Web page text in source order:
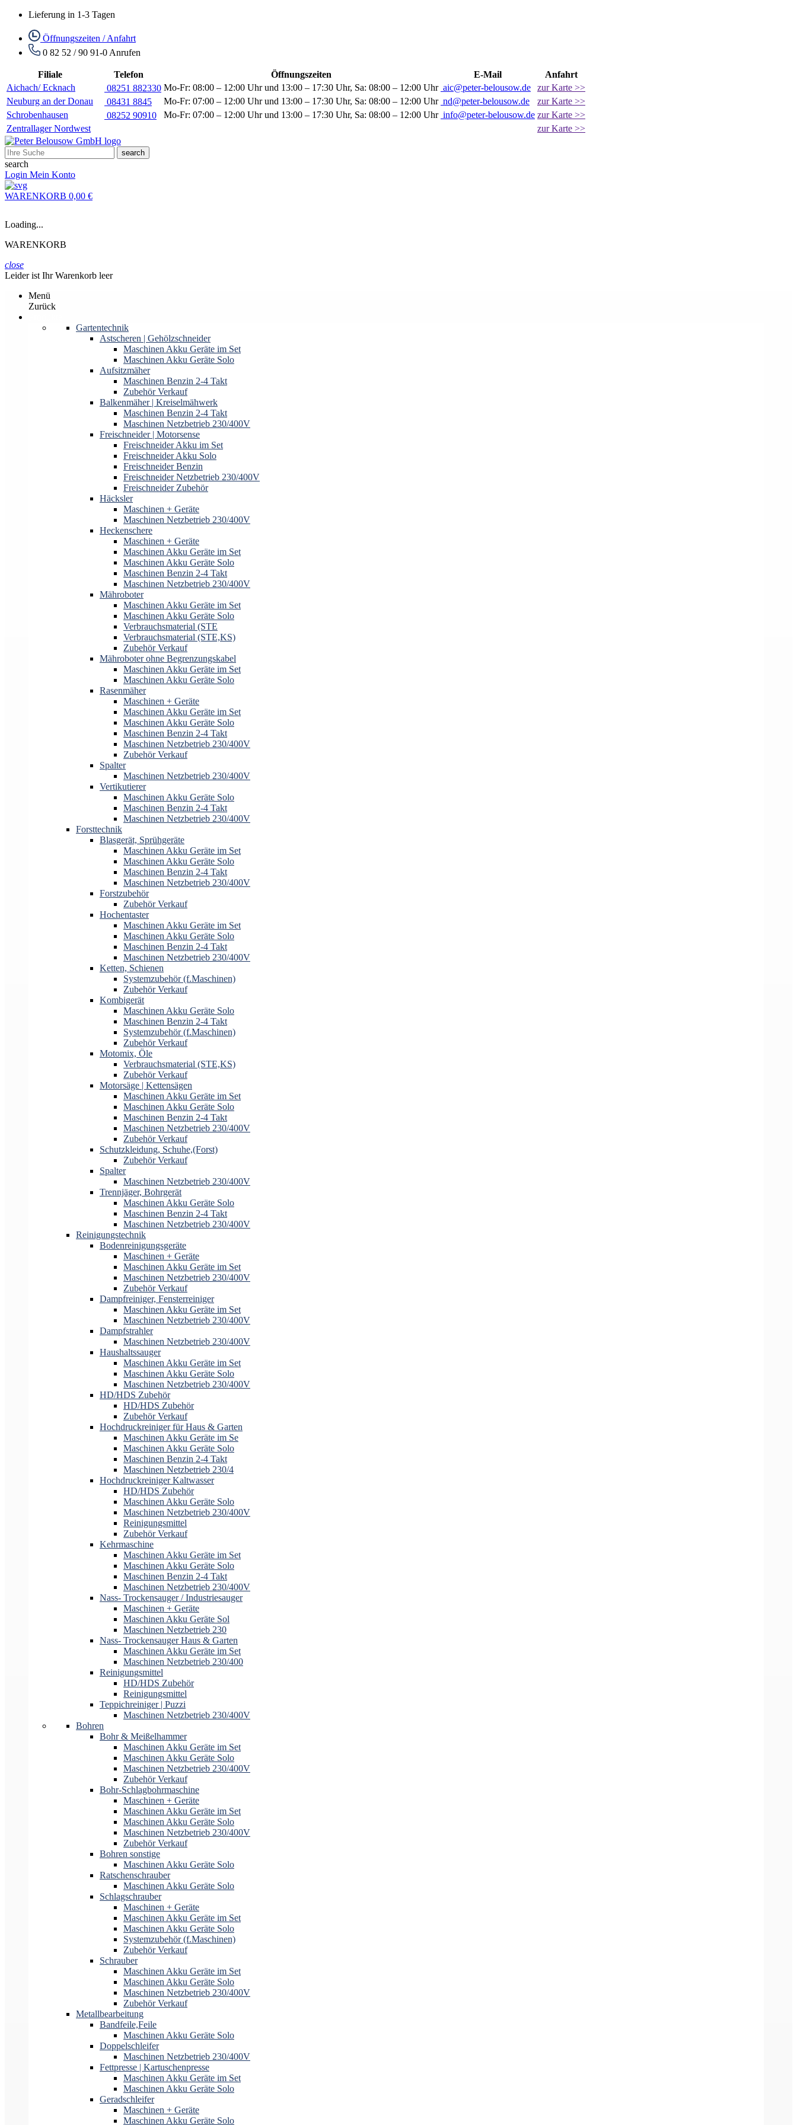
Lieferung in 1-3 Tagen
Öffnungszeiten / Anfahrt
0 82 52 / 90 91-0 Anrufen
Filiale Telefon Öffnungszeiten E-Mail
Anfahrt
Aichach/ Ecknach
08251 882330 Mo-Fr: 08:00 – 12:00 Uhr und 13:00 – 17:30 Uhr, Sa: 08:00 – 12:00 Uhr aic@peter-belousow.de
zur Karte >>
Neuburg an der Donau
08431 8845 Mo-Fr: 07:00 – 12:00 Uhr und 13:00 – 17:30 Uhr, Sa: 08:00 – 12:00 Uhr nd@peter-belousow.de
zur Karte >>
Schrobenhausen
08252 90910 Mo-Fr: 07:00 – 12:00 Uhr und 13:00 – 17:30 Uhr, Sa: 08:00 – 12:00 Uhr info@peter-belousow.de zur Karte >>
Zentrallager Nordwest
zur Karte >>
search
search
Login Mein Konto
WARENKORB 0,00 €
Loading...
WARENKORB
close
Leider ist Ihr Warenkorb leer
Menü
Zurück
Gartentechnik
Astscheren | Gehölzschneider
Maschinen Akku Geräte im Set
Maschinen Akku Geräte Solo
Aufsitzmäher
Maschinen Benzin 2-4 Takt
Zubehör Verkauf
Balkenmäher | Kreiselmähwerk
Maschinen Benzin 2-4 Takt
Maschinen Netzbetrieb 230/400V
Freischneider | Motorsense
Freischneider Akku im Set
Freischneider Akku Solo
Freischneider Benzin
Freischneider Netzbetrieb 230/400V
Freischneider Zubehör
Häcksler
Maschinen + Geräte
Maschinen Netzbetrieb 230/400V
Heckenschere
Maschinen + Geräte
Maschinen Akku Geräte im Set
Maschinen Akku Geräte Solo
Maschinen Benzin 2-4 Takt
Maschinen Netzbetrieb 230/400V
Mähroboter
Maschinen Akku Geräte im Set
Maschinen Akku Geräte Solo
Verbrauchsmaterial (STE
Verbrauchsmaterial (STE,KS)
Zubehör Verkauf
Mähroboter ohne Begrenzungskabel
Maschinen Akku Geräte im Set
Maschinen Akku Geräte Solo
Rasenmäher
Maschinen + Geräte
Maschinen Akku Geräte im Set
Maschinen Akku Geräte Solo
Maschinen Benzin 2-4 Takt
Maschinen Netzbetrieb 230/400V
Zubehör Verkauf
Spalter
Maschinen Netzbetrieb 230/400V
Vertikutierer
Maschinen Akku Geräte Solo
Maschinen Benzin 2-4 Takt
Maschinen Netzbetrieb 230/400V
Forsttechnik
Blasgerät, Sprühgeräte
Maschinen Akku Geräte im Set
Maschinen Akku Geräte Solo
Maschinen Benzin 2-4 Takt
Maschinen Netzbetrieb 230/400V
Forstzubehör
Zubehör Verkauf
Hochentaster
Maschinen Akku Geräte im Set
Maschinen Akku Geräte Solo
Maschinen Benzin 2-4 Takt
Maschinen Netzbetrieb 230/400V
Ketten, Schienen
Systemzubehör (f.Maschinen)
Zubehör Verkauf
Kombigerät
Maschinen Akku Geräte Solo
Maschinen Benzin 2-4 Takt
Systemzubehör (f.Maschinen)
Zubehör Verkauf
Motomix, Öle
Verbrauchsmaterial (STE,KS)
Zubehör Verkauf
Motorsäge | Kettensägen
Maschinen Akku Geräte im Set
Maschinen Akku Geräte Solo
Maschinen Benzin 2-4 Takt
Maschinen Netzbetrieb 230/400V
Zubehör Verkauf
Schutzkleidung, Schuhe,(Forst)
Zubehör Verkauf
Spalter
Maschinen Netzbetrieb 230/400V
Trennjäger, Bohrgerät
Maschinen Akku Geräte Solo
Maschinen Benzin 2-4 Takt
Maschinen Netzbetrieb 230/400V
Reinigungstechnik
Bodenreinigungsgeräte
Maschinen + Geräte
Maschinen Akku Geräte im Set
Maschinen Netzbetrieb 230/400V
Zubehör Verkauf
Dampfreiniger, Fensterreiniger
Maschinen Akku Geräte im Set
Maschinen Netzbetrieb 230/400V
Dampfstrahler
Maschinen Netzbetrieb 230/400V
Haushaltssauger
Maschinen Akku Geräte im Set
Maschinen Akku Geräte Solo
Maschinen Netzbetrieb 230/400V
HD/HDS Zubehör
HD/HDS Zubehör
Zubehör Verkauf
Hochdruckreiniger für Haus & Garten
Maschinen Akku Geräte im Se
Maschinen Akku Geräte Solo
Maschinen Benzin 2-4 Takt
Maschinen Netzbetrieb 230/4
Hochdruckreiniger Kaltwasser
HD/HDS Zubehör
Maschinen Akku Geräte Solo
Maschinen Netzbetrieb 230/400V
Reinigungsmittel
Zubehör Verkauf
Kehrmaschine
Maschinen Akku Geräte im Set
Maschinen Akku Geräte Solo
Maschinen Benzin 2-4 Takt
Maschinen Netzbetrieb 230/400V
Nass- Trockensauger / Industriesauger
Maschinen + Geräte
Maschinen Akku Geräte Sol
Maschinen Netzbetrieb 230
Nass- Trockensauger Haus & Garten
Maschinen Akku Geräte im Set
Maschinen Netzbetrieb 230/400
Reinigungsmittel
HD/HDS Zubehör
Reinigungsmittel
Teppichreiniger | Puzzi
Maschinen Netzbetrieb 230/400V
Bohren
Bohr & Meißelhammer
Maschinen Akku Geräte im Set
Maschinen Akku Geräte Solo
Maschinen Netzbetrieb 230/400V
Zubehör Verkauf
Bohr-Schlagbohrmaschine
Maschinen + Geräte
Maschinen Akku Geräte im Set
Maschinen Akku Geräte Solo
Maschinen Netzbetrieb 230/400V
Zubehör Verkauf
Bohren sonstige
Maschinen Akku Geräte Solo
Ratschenschrauber
Maschinen Akku Geräte Solo
Schlagschrauber
Maschinen + Geräte
Maschinen Akku Geräte im Set
Maschinen Akku Geräte Solo
Systemzubehör (f.Maschinen)
Zubehör Verkauf
Schrauber
Maschinen Akku Geräte im Set
Maschinen Akku Geräte Solo
Maschinen Netzbetrieb 230/400V
Zubehör Verkauf
Metallbearbeitung
Bandfeile,Feile
Maschinen Akku Geräte Solo
Doppelschleifer
Maschinen Netzbetrieb 230/400V
Fettpresse | Kartuschenpresse
Maschinen Akku Geräte im Set
Maschinen Akku Geräte Solo
Geradschleifer
Maschinen + Geräte
Maschinen Akku Geräte Solo